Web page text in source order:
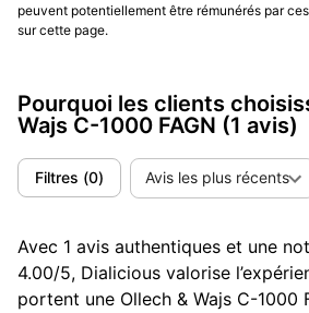
peuvent potentiellement être rémunérés par
sur cette page.
Pourquoi les clients
Wajs C-1000 FAGN (1 avis)
Filtres (0) Avis les plus récents
Avec 1 avis authentiques et une
4.00/5, Dialicious valorise
portent une Ollech & Wajs C-1000